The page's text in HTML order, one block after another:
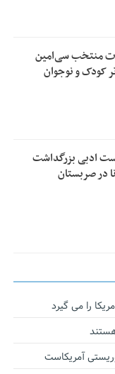
منتخب سی‌امین
کودک و نوجوان
ادبی بزرگداشت
در صربستان
را می گیرد
آمریکاست